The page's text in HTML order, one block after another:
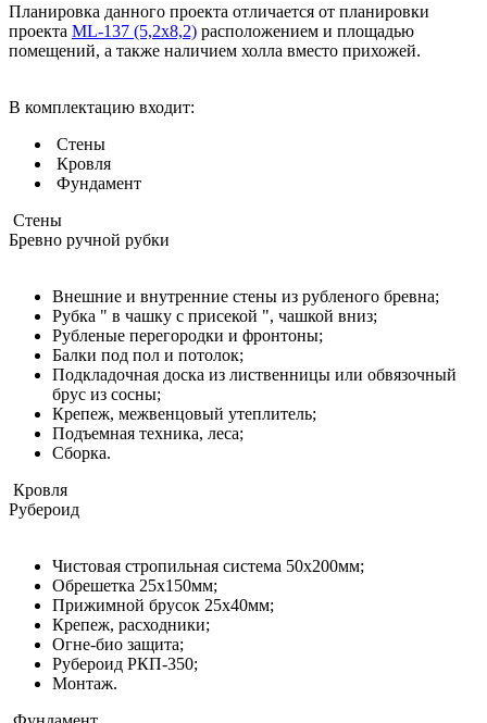
Планировка данного проекта отличается от планировки
проекта ML-137 (5,2х8,2) расположением и площадью
помещений, а также наличием холла вместо прихожей.
В комплектацию входит:
Стены
Кровля
Фундамент
Стены
Бревно ручной рубки
Внешние и внутренние стены из рубленого бревна;
Рубка " в чашку с присекой ", чашкой вниз;
Рубленые перегородки и фронтоны;
Балки под пол и потолок;
Подкладочная доска из лиственницы или обвязочный
брус из сосны;
Крепеж, межвенцовый утеплитель;
Подъемная техника, леса;
Сборка.
Кровля
Рубероид
Чистовая стропильная система 50х200мм;
Обрешетка 25х150мм;
Прижимной брусок 25х40мм;
Крепеж, расходники;
Огне-био защита;
Рубероид РКП-350;
Монтаж.